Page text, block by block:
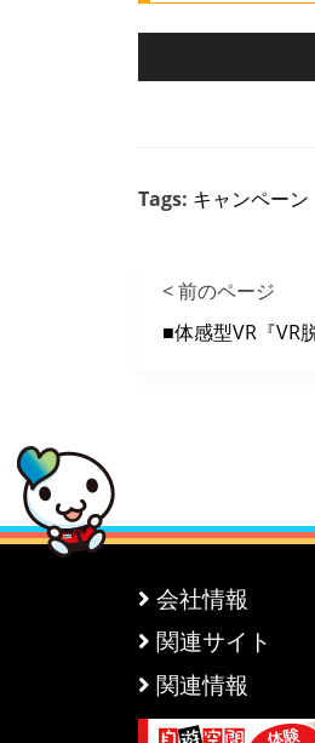
Tags: キャンペーン
< 前のページ
■体感型VR『VR
会社情報
関連サイト
関連情報